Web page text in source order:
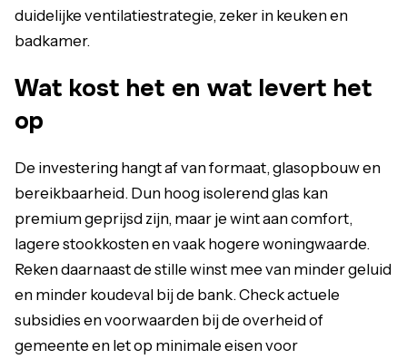
duidelijke ventilatiestrategie, zeker in keuken en
badkamer.
Wat kost het en wat levert het
op
De investering hangt af van formaat, glasopbouw en
bereikbaarheid. Dun hoog isolerend glas kan
premium geprijsd zijn, maar je wint aan comfort,
lagere stookkosten en vaak hogere woningwaarde.
Reken daarnaast de stille winst mee van minder geluid
en minder koudeval bij de bank. Check actuele
subsidies en voorwaarden bij de overheid of
gemeente en let op minimale eisen voor